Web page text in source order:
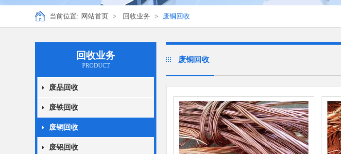
当前位置: 网站首页 > 回收业务 > 废铜回收
回收业务
PRODUCT
废品回收
废铁回收
废铜回收
废铝回收
废铜回收